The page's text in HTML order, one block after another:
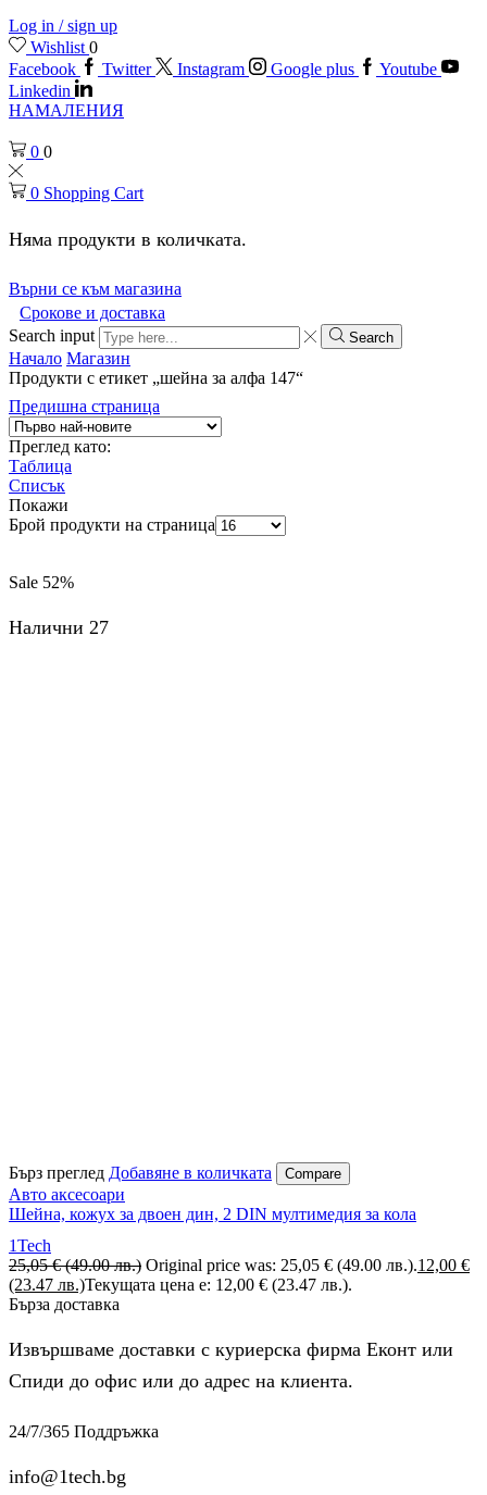
Log in / sign up
Wishlist 0
Facebook
Twitter Instagram Google plus
Youtube
Linkedin
НАМАЛЕНИЯ
0 0
0 Shopping Cart
Няма продукти в количката.
Върни се към магазина
Срокове и доставка
Search input
Search
Начало Магазин
Продукти с етикет „шейна за алфа 147“
Предишна страница
Преглед като:
Таблица
Списък
Покажи
Брой продукти на страница
Sale 52%
Налични 27
Бърз преглед Добавяне в количката Compare
Авто аксесоари
Шейна, кожух за двоен дин, 2 DIN мултимедия за кола
1Tech
25,05€ (49.00 лв.) Original price was: 25,05 € (49.00 лв.).12,00 €
(23.47 лв.)Текущата цена е: 12,00 € (23.47 лв.).
Бърза доставка
Извършваме доставки с куриерска фирма Еконт или
Спиди до офис или до адрес на клиента.
24/7/365 Поддръжка
info@1tech.bg